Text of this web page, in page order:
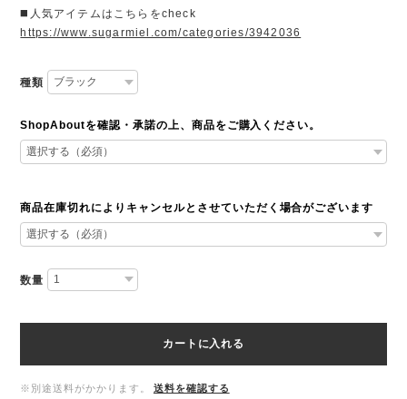
◼️人気アイテムはこちらをcheck
https://www.sugarmiel.com/categories/3942036
種類
ShopAboutを確認・承諾の上、商品をご購入ください。
商品在庫切れによりキャンセルとさせていただく場合がございます
数量
カートに入れる
※別途送料がかかります。
送料を確認する